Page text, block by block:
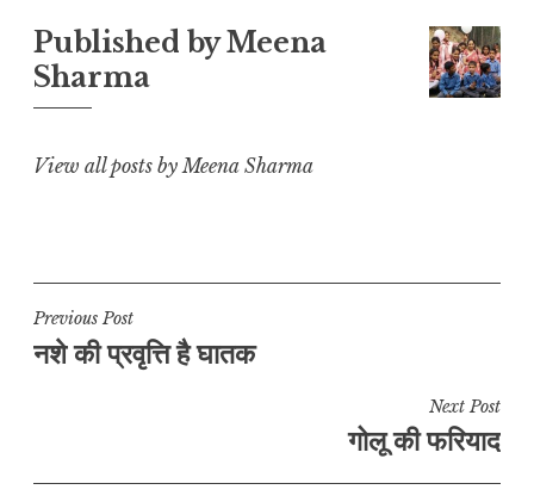
L
i
n
A
p
p
b
o
r
a
e
Published byMeena
Sharma
View all posts by Meena Sharma
Post
navigation
Previous Post
नशे की प्रवृत्ति है घातक
Next Post
गोलू की फरियाद